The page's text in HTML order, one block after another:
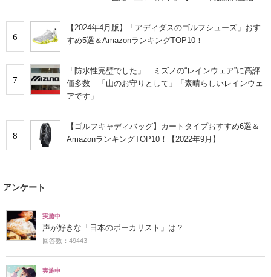
6
【2024年4月版】「アディダスのゴルフシューズ」おす
すめ5選＆AmazonランキングTOP10！
7
「防水性完璧でした」 ミズノの“レインウェア”に高評
価多数 「山のお守りとして」「素晴らしいレインウェ
アです」
8
【ゴルフキャディバッグ】カートタイプおすすめ6選＆
AmazonランキングTOP10！【2022年9月】
アンケート
実施中
声が好きな「日本のボーカリスト」は？
回答数：49443
実施中